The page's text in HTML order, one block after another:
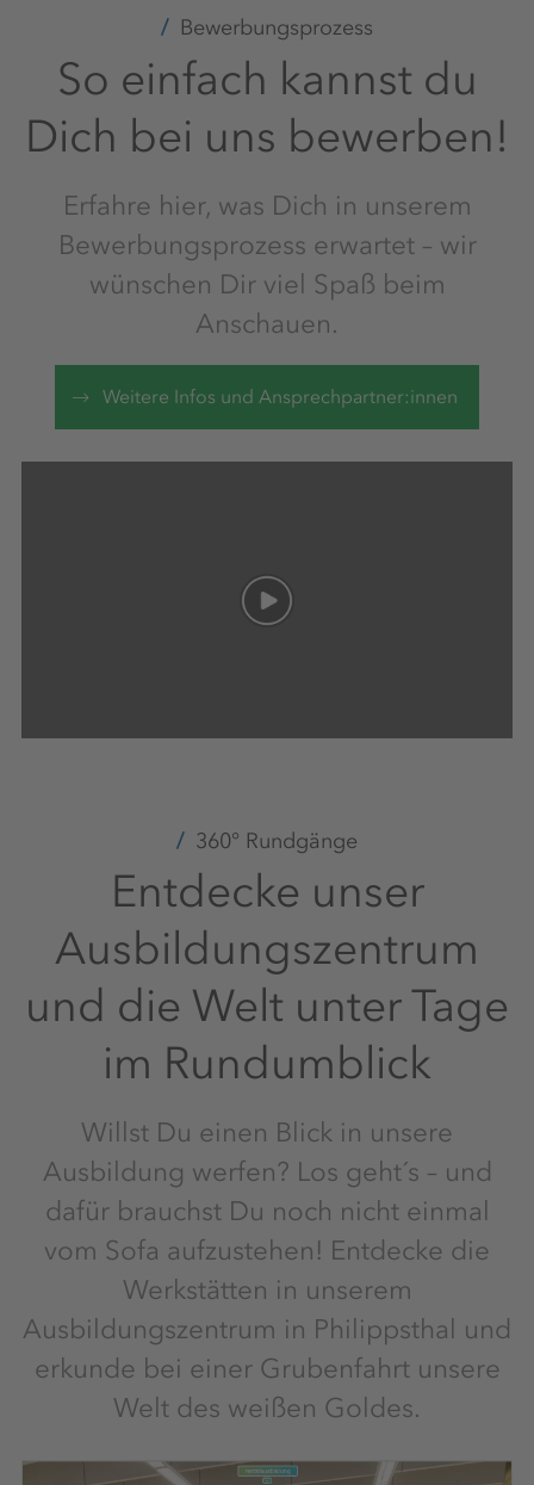
Bewerbungsprozess
So einfach kannst du
Dich bei uns bewerben!
Erfahre hier, was Dich in unserem
Bewerbungsprozess erwartet – wir
wünschen Dir viel Spaß beim
Anschauen.
Weitere Infos und Ansprechpartner:innen
360° Rundgänge
Entdecke unser
Ausbildungszentrum
und die Welt unter Tage
im Rundumblick
Willst Du einen Blick in unsere
Ausbildung werfen? Los geht´s – und
dafür brauchst Du noch nicht einmal
vom Sofa aufzustehen! Entdecke die
Werkstätten in unserem
Ausbildungszentrum in Philippsthal und
erkunde bei einer Grubenfahrt unsere
Welt des weißen Goldes.